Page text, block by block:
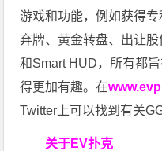
游戏和功能，例如获得
弃牌、黄金转盘、出让
和Smart HUD，所有都
得更加有趣。在
Twitter上可以找到有关
关于EV扑克